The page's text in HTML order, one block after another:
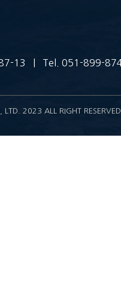
287-13 | Tel. 051-
2023 ALL RIGHT